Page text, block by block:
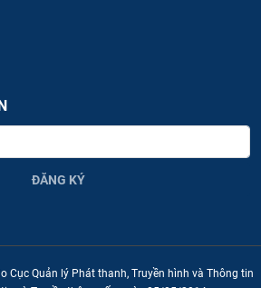
ĐĂNG KÝ
Cục Quản lý Phát thanh, Truyền hình và Thông tin